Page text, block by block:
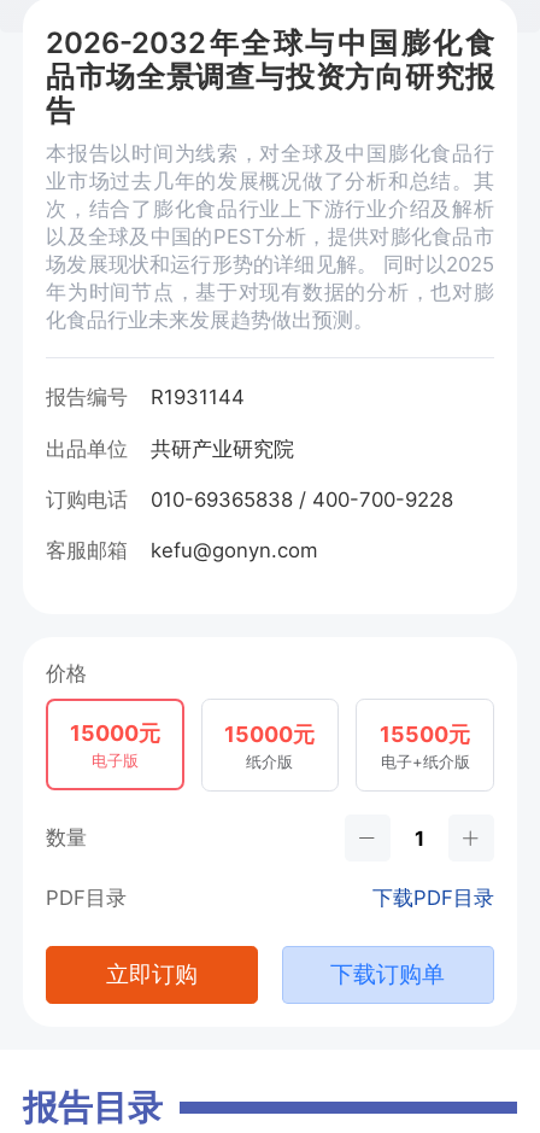
2026-2032年全球与中国膨化食
品市场全景调查与投资方向研究报
告
本报告以时间为线索，对全球及中国膨化食品行
业市场过去几年的发展概况做了分析和总结。其
次，结合了膨化食品行业上下游行业介绍及解析
以及全球及中国的PEST分析，提供对膨化食品市
场发展现状和运行形势的详细见解。 同时以2025
年为时间节点，基于对现有数据的分析，也对膨
化食品行业未来发展趋势做出预测。
报告编号 R1931144
出品单位 共研产业研究院
订购电话 010-69365838 / 400-700-9228
客服邮箱 kefu@gonyn.com
价格
15000元
电子版
15000元
纸介版
15500元
电子+纸介版
数量
PDF目录 下载PDF目录
立即订购 下载订购单
报告目录